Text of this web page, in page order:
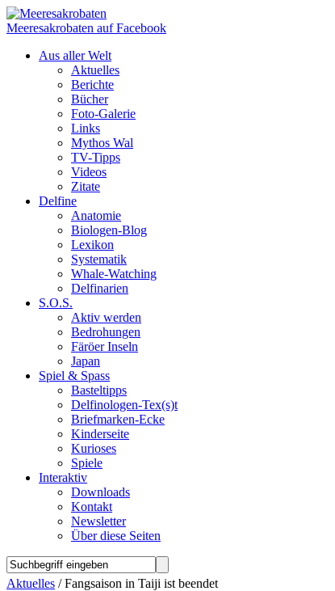
Meeresakrobaten auf Facebook
Aus aller Welt
Aktuelles
Berichte
Bücher
Foto-Galerie
Links
Mythos Wal
TV-Tipps
Videos
Zitate
Delfine
Anatomie
Biologen-Blog
Lexikon
Systematik
Whale-Watching
Delfinarien
S.O.S.
Aktiv werden
Bedrohungen
Färöer Inseln
Japan
Spiel & Spass
Basteltipps
Delfinologen-Tex(s)t
Briefmarken-Ecke
Kinderseite
Kurioses
Spiele
Interaktiv
Downloads
Kontakt
Newsletter
Über diese Seiten
Aktuelles / Fangsaison in Taiji ist beendet